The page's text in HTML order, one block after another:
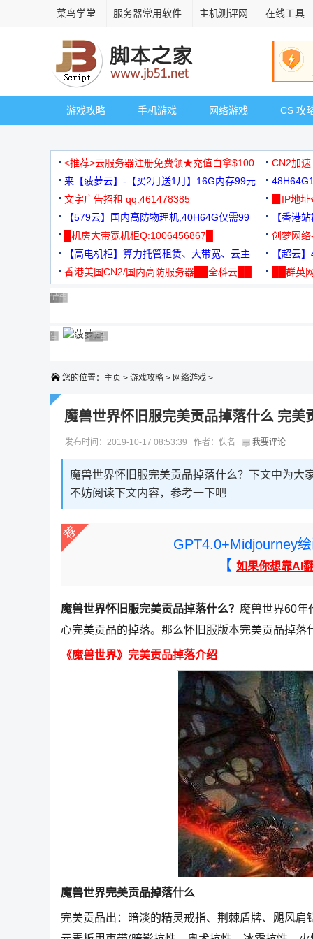
菜鸟学堂 服务器常用软件 主机测评网 在线工具
游戏攻略 手机游戏 网络游戏 CS 攻
<推荐>云服务器注册免费领★充值白拿$100
CN2加
来【菠萝云】-【买2月送1月】16G内存99元
3000+
文字广告招租 qq:461478385
▉IP地
【579云】国内高防物理机,40H64G仅需99
元
【香港
█机房大带宽机柜Q:1006456867█
创梦网
88元/月
【高电机柜】算力托管租赁、大带宽、云主
机
【超云
香港美国CN2/国内高防服务器██全科云██
██群英
广告 商业广告，理性选择
广告 商业广告，理性选择
广告 商业广告，理性选择
广告 商业广告，理性选择
广告 商业广告，理性选择
广告 商业广告，理性选择
广告 商业广告，理性选择
广告 商业广告，理性选择广告 商业广告，理性选择
广告 商业广告，理性选择
您的位置： 主页 > 游戏攻略 > 网络游戏 >
魔兽世界怀旧服完美贡品掉落什么 完美
发布时间：2019-10-17 08:53:39 作者：佚名 我要评论
魔兽世界怀旧服完美贡品掉落什么？下文中为大
不妨阅读下文内容，参考一下吧
GPT4.0+Midjourney
【 如果你想靠AI
魔兽世界怀旧服完美贡品掉落什么？ 魔兽世界60年
心完美贡品的掉落。那么怀旧服版本完美贡品掉
《魔兽世界》完美贡品掉落介绍
魔兽世界完美贡品掉落什么
完美贡品出：暗淡的精灵戒指、荆棘盾牌、飓风